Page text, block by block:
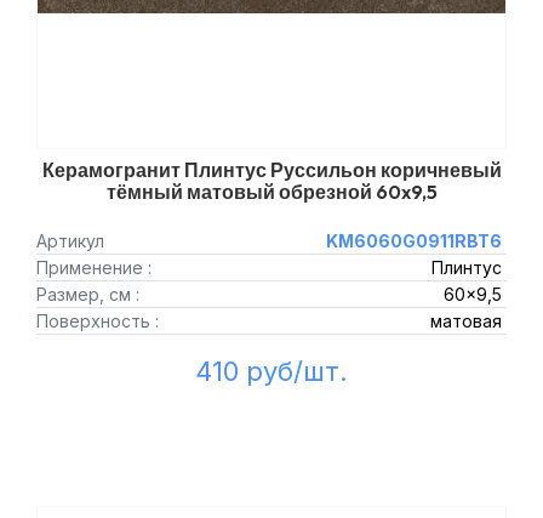
Керамогранит Плинтус Руссильон коричневый
тёмный матовый обрезной 60x9,5
Артикул
KM6060G0911RBT6
Применение :
Плинтус
Размер, см :
60x9,5
Поверхность :
матовая
410 руб/шт.